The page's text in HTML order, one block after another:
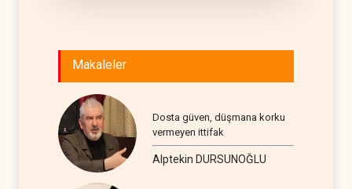
Makaleler
Dosta güven, düşmana korku
vermeyen ittifak
Alptekin DURSUNOĞLU